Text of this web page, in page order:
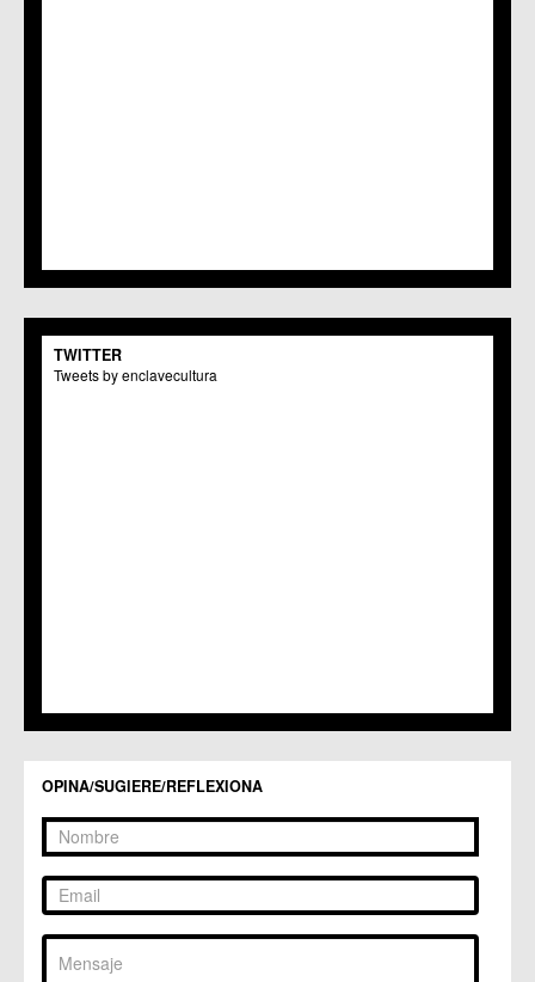
TWITTER
Tweets by enclavecultura
OPINA/SUGIERE/REFLEXIONA